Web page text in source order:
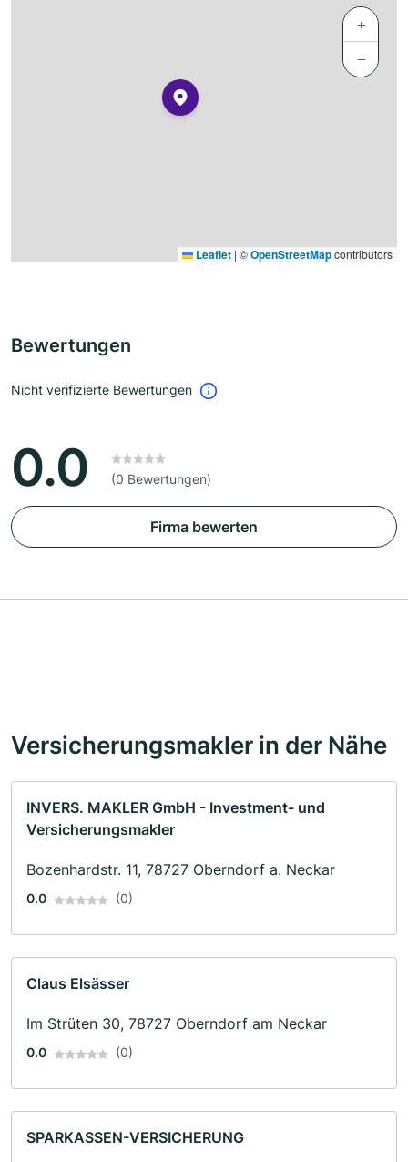
+
−
Leaflet | ©OpenStreetMapcontributors
Bewertungen
Nicht verifizierte Bewertungen
0.0 (0 Bewertungen)
Firma bewerten
Versicherungsmakler in der Nähe
INVERS. MAKLER GmbH - Investment- und
Versicherungsmakler
Bozenhardstr. 11, 78727 Oberndorf a. Neckar
0.0 (0)
Claus Elsässer
Im Strüten 30, 78727 Oberndorf am Neckar
0.0 (0)
SPARKASSEN-VERSICHERUNG